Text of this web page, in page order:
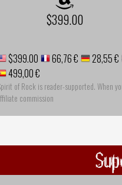
$399.00
$399.00 66,76 € 28,55 €
499,00 €
of Rock is reader-supported. When
commission